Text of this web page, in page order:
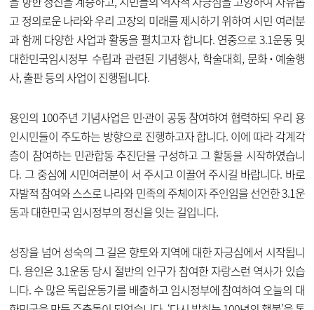
고 정의로운 나라와 우리 고장의 미래를 제시하기 위하여 시민 여러분
과 함께 다양한 사업과 활동을 펼치고자 합니다. 연중으로 3.1운동 및
대한민국임시정부 수립과 관련된 기념행사, 학술대회, 문화･예술행
사, 출판 등의 사업이 진행됩니다.
용인의 100주년 기념사업은 민·관이 공동 참여하여 협력하되 우리 용
인시민들이 주도하는 방향으로 진행하고자 합니다. 이에 따라 각계각
층이 참여하는 민관합동 추진단을 구성하고 그 활동을 시작하였습니
다. 그 중심에 시민여러분이 서 주시고 이끌어 주시길 바랍니다. 바로
자발적 참여와 스스로 나라와 민족의 주체이자 주인임을 선언한 3.1운
동과 대한민국 임시정부의 정신을 잇는 길입니다.
성장을 넘어 성숙의 그 길은 향토와 지역에 대한 자긍심에서 시작됩니
다. 용인은 3.1운동 당시 절반의 인구가 참여한 자랑스런 역사가 있습
니다. 수 많은 독립운동가를 배출하고 임시정부에 참여하여 오늘의 대